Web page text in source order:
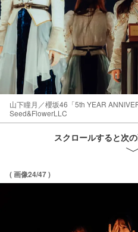
山下瞳月／櫻坂46「5th YEAR
Seed&FlowerLLC
スクロールすると次
( 画像24/47 )